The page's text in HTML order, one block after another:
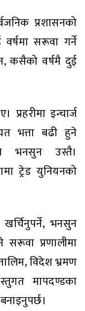
प्रशासनको
वर्षमा सरूवा गर्ने
कसैको वर्षमै दुई
प्रहरीमा इन्चार्ज
भत्ता बढी हुने
भनसुन उस्तै।
ट्रेड युनियनको
भनसुन
सरूवा प्रणालीमा
विदेश भ्रमण
मापदण्डका